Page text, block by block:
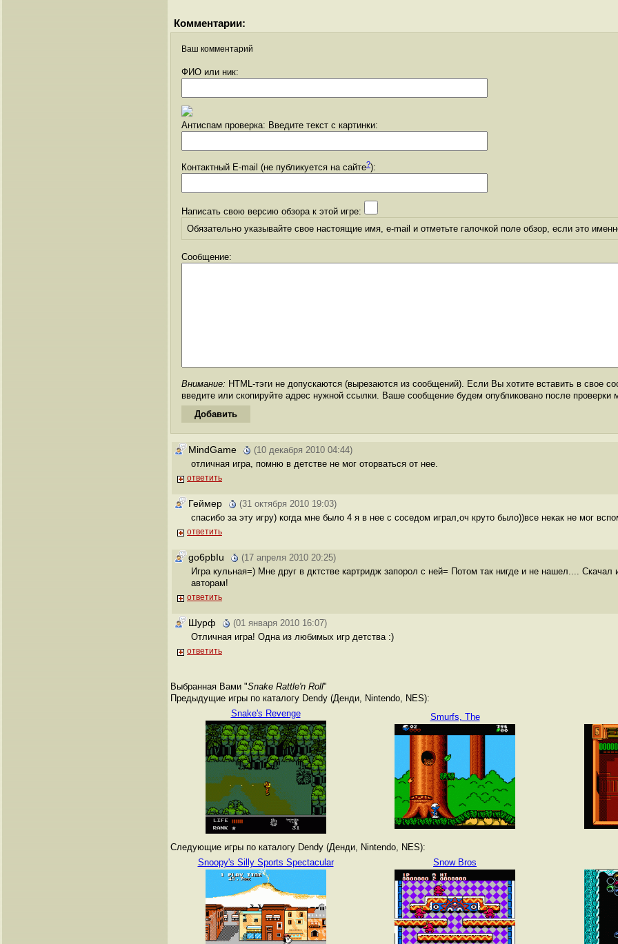
Комментарии:
Ваш комментарий
ФИО или ник:
Антиспам проверка: Введите текст с картинки:
Контактный E-mail (не публикуется на сайте?):
Написать свою версию обзора к этой игре:
Обязательно указывайте свое настоящие имя, e-mail и отметьте галочкой поле обзор, если это
Сообщение:
Внимание: HTML-тэги не допускаются (вырезаются из сообщений). Если Вы хотите вставить в свое
введите или скопируйте адрес нужной ссылки. Ваше сообщение будем опубликовано после проверки
MindGame
(10 декабря 2010 04:44)
отличная игра, помню в детстве не мог оторваться от нее.
ответить
Геймер
(31 октября 2010 19:03)
спасибо за эту игру) когда мне было 4 я в нее с соседом играл,оч круто было))все некак не мог
ответить
go6pbIu
(17 апреля 2010 20:25)
Игра кульная=) Мне друг в дктстве картридж запорол с ней= Потом так нигде и не нашел.... Скачал
авторам!
ответить
Шурф
(01 января 2010 16:07)
Отличная игра! Одна из любимых игр детства :)
ответить
Выбранная Вами "Snake Rattle'n Roll"
Предыдущие игры по каталогу Dendy (Денди, Nintendo, NES):
Snake's Revenge
Smurfs, The
Следующие игры по каталогу Dendy (Денди, Nintendo, NES):
Snoopy's Silly Sports Spectacular
Snow Bros